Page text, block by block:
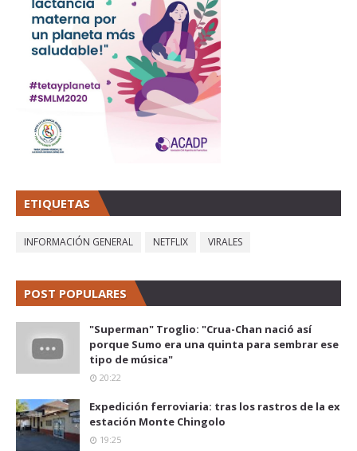
ETIQUETAS
INFORMACIÓN GENERAL NETFLIX VIRALES
POST POPULARES
"Superman" Troglio: "Crua-Chan nació así
porque Sumo era una quinta para sembrar ese
tipo de música"
20:22
Expedición ferroviaria: tras los rastros de la ex
estación Monte Chingolo
19:25